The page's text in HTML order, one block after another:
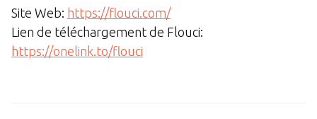
Site Web: https://flouci.com/
Lien de téléchargement de Flouci:
https://onelink.to/flouci